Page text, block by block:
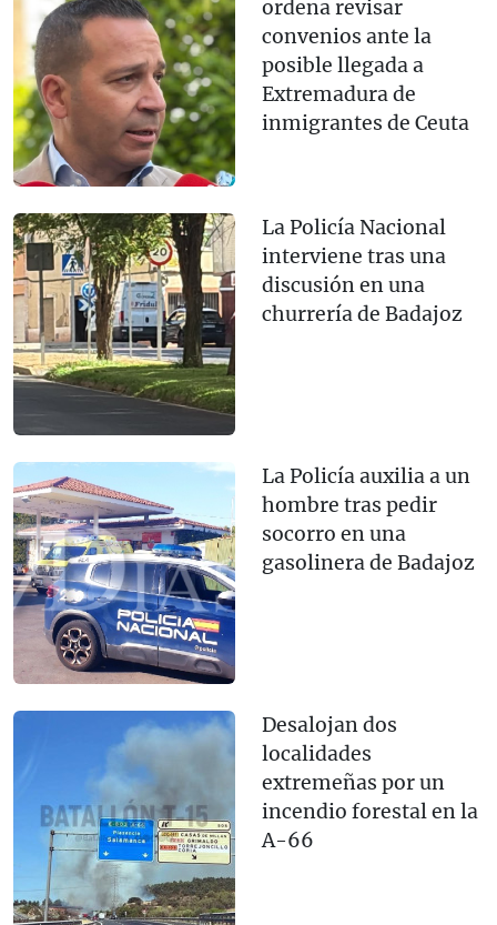
ordena revisar
convenios ante la
posible llegada a
Extremadura de
inmigrantes de Ceuta
La Policía Nacional
interviene tras una
discusión en una
churrería de Badajoz
La Policía auxilia a un
hombre tras pedir
socorro en una
gasolinera de Badajoz
Desalojan dos
localidades
extremeñas por un
incendio forestal en la
A-66